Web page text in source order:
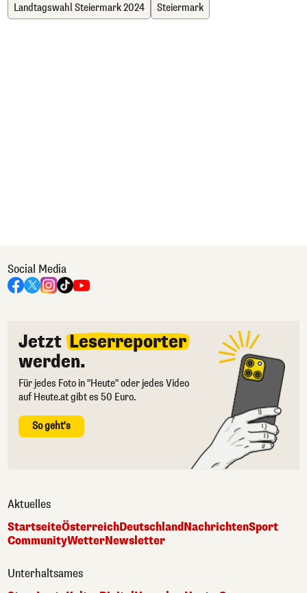
Landtagswahl Steiermark 2024 Steiermark
Social Media
Jetzt Leserreporter
werden.
Für jedes Foto in "Heute" oder jedes Video
auf Heute.at gibt es 50 Euro.
So geht's
Aktuelles
StartseiteÖsterreichDeutschlandNachrichtenSport
CommunityWetterNewsletter
Unterhaltsames